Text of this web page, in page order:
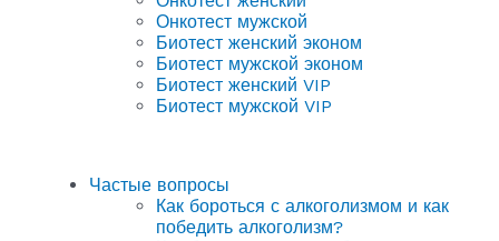
Онкотест мужской
Биотест женский эконом
Биотест мужской эконом
Биотест женский VIP
Биотест мужской VIP
Частые вопросы
Как бороться с алкоголизмом и как
победить алкоголизм?